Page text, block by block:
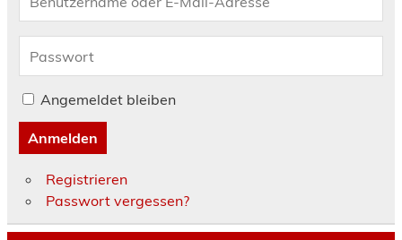
Angemeldet bleiben
Anmelden
Registrieren
Passwort vergessen?